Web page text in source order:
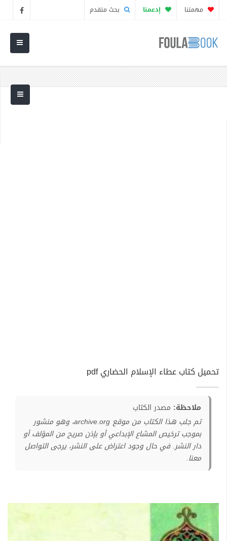
مهمتنا إدعمنا بحث متقدم
تحميل كتاب عطاء الإسلام الحضاري pdf
ملاحظة: مصدر الكتاب
تم جلب هذا الكتاب من موقع archive.org، وهو منشور
بموجب ترخيص المشاع الإبداعي أو بإذن صريح من المؤلف أو
دار النشر. في حال وجود اعتراض على النشر، يرجى التواصل
معنا.